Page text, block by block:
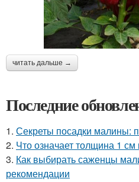
читать дальше →
Последние
1. Секреты посадки малины:
2. Что означает толщина 1 см
3. Как выбирать саженцы
рекомендации